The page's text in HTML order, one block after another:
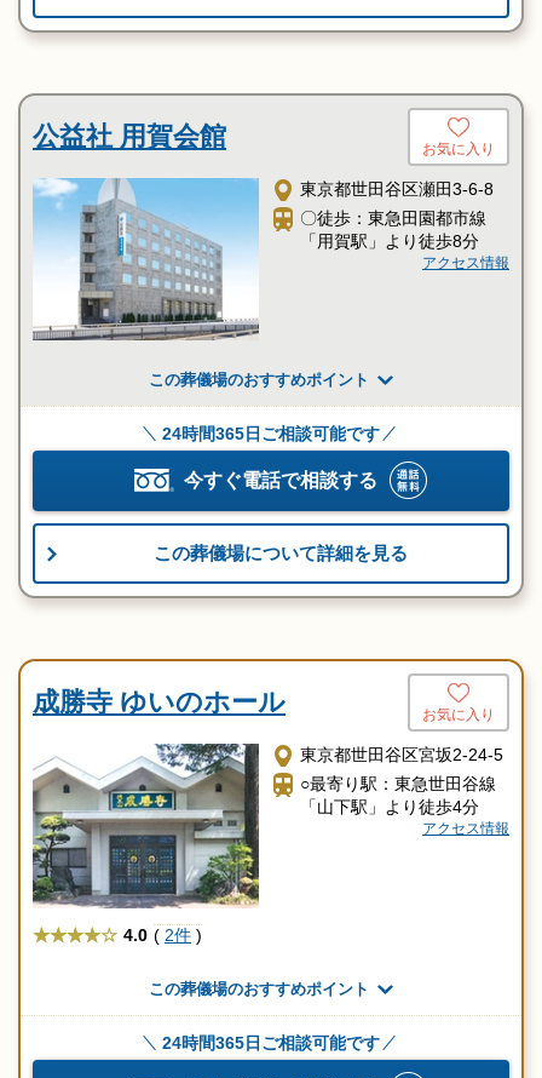
公益社 用賀会館 お気に入り
東京都世田谷区瀬田3-6-8
〇徒歩：東急田園都市線
「用賀駅」より徒歩8分
アクセス情報
この葬儀場のおすすめポイント
24時間365日ご相談可能です
今すぐ電話で相談する
この葬儀場について詳細を見る
成勝寺 ゆいのホール お気に入り
東京都世田谷区宮坂2-24-5
○最寄り駅：東急世田谷線
「山下駅」より徒歩4分
アクセス情報
★★★★ 4.0 ( 2件 )
この葬儀場のおすすめポイント
24時間365日ご相談可能です